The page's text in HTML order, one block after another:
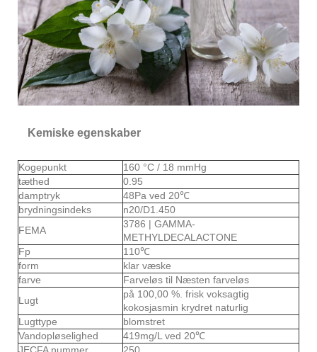
Kemiske egenskaber
Kogepunkt
160 °C / 18 mmHg
tæthed
0.95
damptryk
48Pa ved 20℃
brydningsindeks
n20/D1.450
FEMA
3786 | GAMMA-
METHYLDECALACTONE
Fp
110℃
form
klar væske
farve
Farveløs til Næsten farveløs
Lugt
på 100,00 %. frisk voksagtig
kokosjasmin krydret naturlig
Lugttype
blomstret
Vandopløselighed
419mg/L ved 20℃